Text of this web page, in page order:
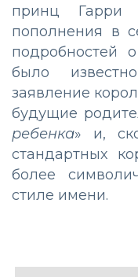
принц
пополнения в
подробностей
было
заявление
будущие
ребенка» и,
стандартных
более
стиле имени.